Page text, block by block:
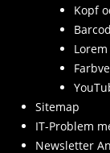
Kopf
Sitemap
IT-Problem
Newsletter